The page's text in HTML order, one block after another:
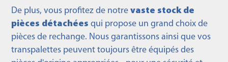
De plus, vous profitez de notre vaste stock de
pièces détachées qui propose un grand choix de
pièces de rechange. Nous garantissons ainsi que vos
transpalettes peuvent toujours être équipés des